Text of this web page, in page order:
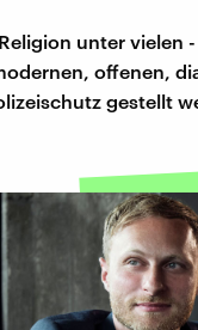
unter
offenen,
gestellt